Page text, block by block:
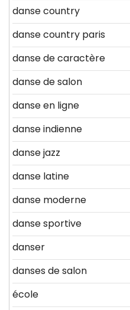
danse country
danse country paris
danse de caractère
danse de salon
danse en ligne
danse indienne
danse jazz
danse latine
danse moderne
danse sportive
danser
danses de salon
école